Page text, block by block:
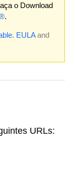
o Download
.
EULAand
URLs: